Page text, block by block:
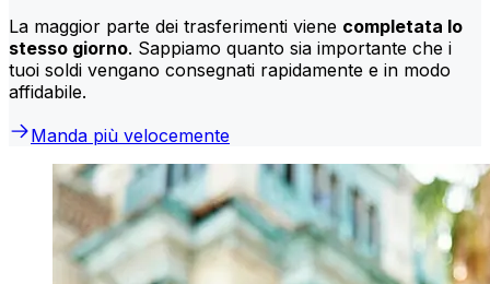
La maggior parte dei trasferimenti viene completata lo
stesso giorno. Sappiamo quanto sia importante che i
tuoi soldi vengano consegnati rapidamente e in modo
affidabile.
Manda più velocemente